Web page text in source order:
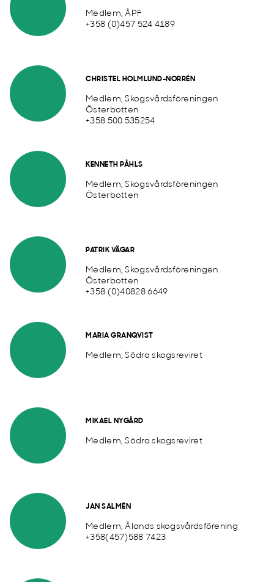
Medlem, ÅPF
+358 (0)457 524 4189
CHRISTEL HOLMLUND-NORRÉN
Medlem, Skogsvårdsföreningen
Österbotten
+358 500 535254
KENNETH PÅHLS
Medlem, Skogsvårdsföreningen
Österbotten
PATRIK VÄGAR
Medlem, Skogsvårdsföreningen
Österbotten
+358 (0)40828 6649
MARIA GRANQVIST
Medlem, Södra skogsreviret
MIKAEL NYGÅRD
Medlem, Södra skogsreviret
JAN SALMÉN
Medlem, Ålands skogsvårdsförening
+358(457)588 7423